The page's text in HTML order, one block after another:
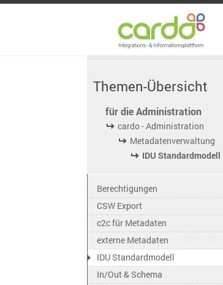
Themen-Übersicht
für die Administration
cardo - Administration
Metadatenverwaltung
IDU Standardmodell
Berechtigungen
CSW Export
c2c für Metadaten
externe Metadaten
IDU Standardmodell
In/Out & Schema